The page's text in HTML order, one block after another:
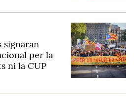
signaran
per la
ni la CUP